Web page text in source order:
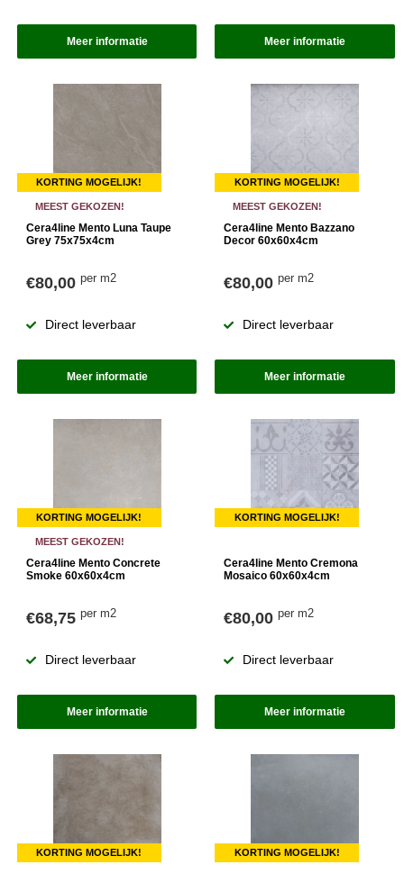
Meer informatie Meer informatie
KORTING MOGELIJK!
MEEST GEKOZEN!
Cera4line Mento Luna Taupe
Grey 75x75x4cm
€80,00 per m2
Direct leverbaar
Meer informatie
KORTING MOGELIJK!
MEEST GEKOZEN!
Cera4line Mento Bazzano
Decor 60x60x4cm
€80,00per m2
Direct leverbaar
Meer informatie
KORTING MOGELIJK!
MEEST GEKOZEN!
Cera4line Mento Concrete
Smoke 60x60x4cm
€68,75 per m2
Direct leverbaar
Meer informatie
KORTING MOGELIJK!
Cera4line Mento Cremona
Mosaico 60x60x4cm
€80,00per m2
Direct leverbaar
Meer informatie
KORTING MOGELIJK! KORTING MOGELIJK!